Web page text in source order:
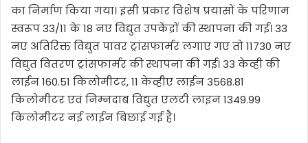
का निर्माण किया गया। इसी प्रकार विशेष प्रयासों के परिणाम
स्वरूप 33/11 के 18 नए विद्युत उपकेंद्रों की स्थापना की गई। 33
नए अतिरिक्त विद्युत पावर ट्रांसफार्मर लगाए गए तो 11730 नए
विद्युत वितरण ट्रांसफार्मर की स्थापना की गई। 33 केव्ही की
लाईन 160.51 किलोमीटर, 11 केव्हीए लाईन 3568.81
किलोमीटर एवं निम्नदाब विद्युत एलटी लाइन 1349.99
किलोमीटर नई लाईन बिछाई गई है।